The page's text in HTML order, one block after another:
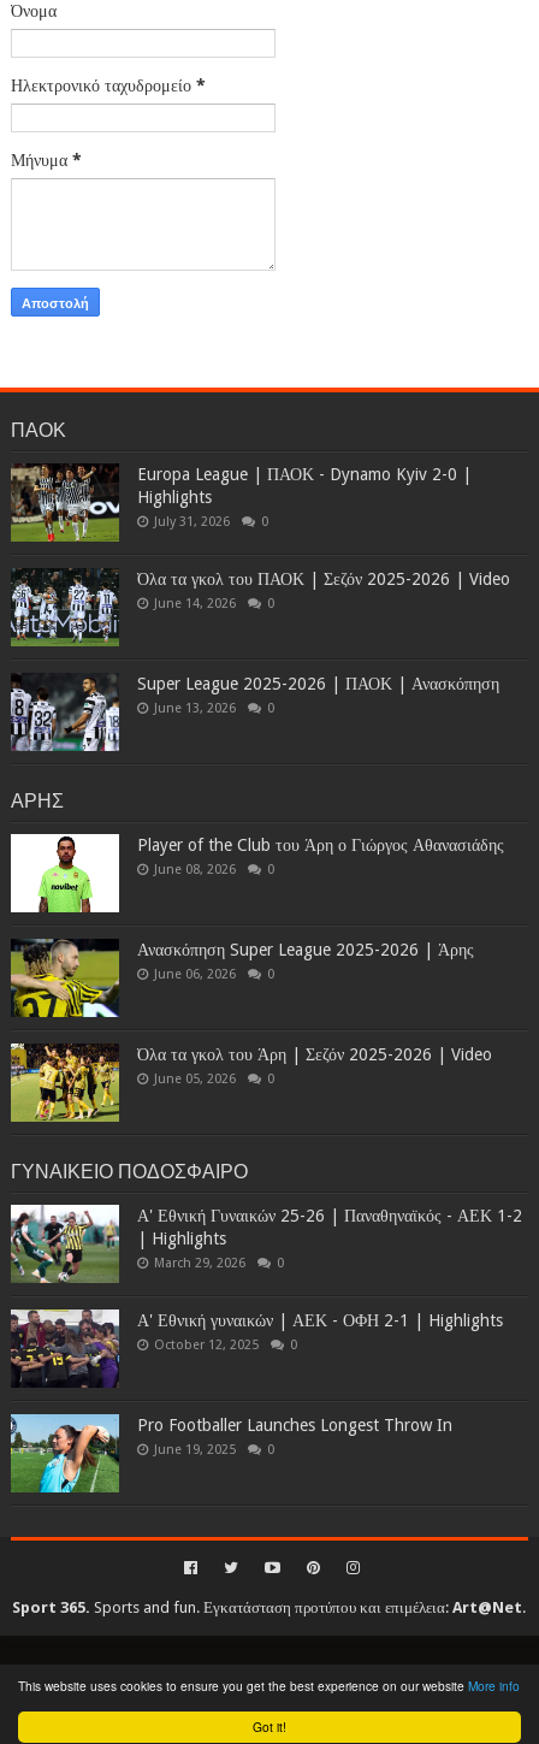
Got it!
This website uses cookies to ensure you get the best experience on our website More info
Όνομα
Ηλεκτρονικό ταχυδρομείο *
Μήνυμα *
ΠΑΟΚ
Europa League | ΠΑΟΚ - Dynamo Kyiv 2-0 |
Highlights
July 31, 2026 0
Όλα τα γκολ του ΠΑΟΚ | Σεζόν 2025-2026 | Video
June 14, 2026 0
Super League 2025-2026 | ΠΑΟΚ | Ανασκόπηση
June 13, 2026 0
ΑΡΗΣ
Player of the Club του Άρη ο Γιώργος Αθανασιάδης
June 08, 2026 0
Ανασκόπηση Super League 2025-2026 | Άρης
June 06, 2026 0
Όλα τα γκολ του Άρη | Σεζόν 2025-2026 | Video
June 05, 2026 0
ΓΥΝΑΙΚΕΙΟ ΠΟΔΟΣΦΑΙΡΟ
Α' Εθνική Γυναικών 25-26 | Παναθηναϊκός - ΑΕΚ 1-2
| Highlights
March 29, 2026 0
Α' Εθνική γυναικών | ΑΕΚ - ΟΦΗ 2-1 | Highlights
October 12, 2025 0
Pro Footballer Launches Longest Throw In
June 19, 2025 0
Sport 365. Sports and fun. Εγκατάσταση προτύπου και επιμέλεια:Art@Net.